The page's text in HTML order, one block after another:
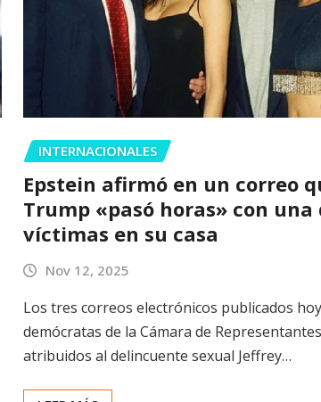
INTERNACIONALES
Epstein afirmó en un correo
Trump «pasó horas» con una
víctimas en su casa
Nov 12, 2025
Los tres correos electrónicos publicados
demócratas de la Cámara de
atribuidos al delincuente sexual Jeffrey…